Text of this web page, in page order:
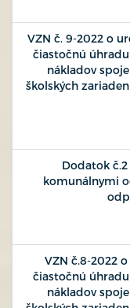
VZN č. 9-2022 o
čiastočnú úhradu
nákladov
školských
Dodatok č.2
komunálnymi
VZN č.8-2022
čiastočnú úhradu
nákladov